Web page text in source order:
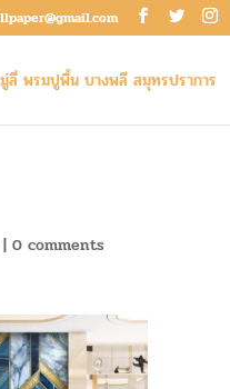
|0 comments